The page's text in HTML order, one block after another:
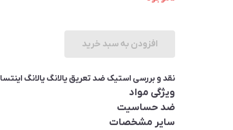
افزودن به سبد خرید
نقد و بررسی استيک ضد تعریق يالانگ يالانگ اينتسا 75 ميلی لیتر
ویژگی مواد
ضد حساسیت
سایر مشخصات